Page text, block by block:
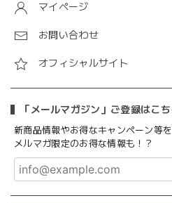
マイページ
お問い合わせ
オフィシャルサイト
「メールマガジン」ご登録はこち
新商品情報やお得なキャンペーン等を
メルマガ限定のお得な情報も！？